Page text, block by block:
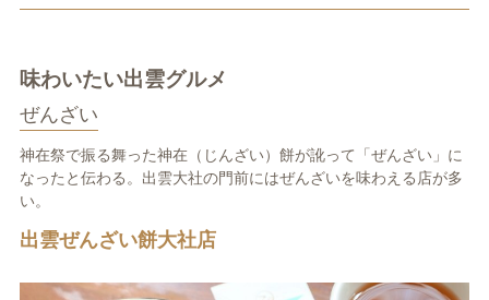
味わいたい出雲グルメ
ぜんざい
神在祭で振る舞った神在（じんざい）餅が訛って「ぜんざい」に
なったと伝わる。出雲大社の門前にはぜんざいを味わえる店が多
い。
出雲ぜんざい餅大社店